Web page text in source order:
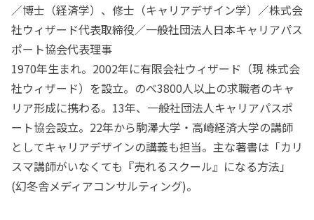
／博士（経済学）、修士（キャリアデザイン学）／株式会
社ウィザード代表取締役／一般社団法人日本キャリアパス
ポート協会代表理事
1970年生まれ。2002年に有限会社ウィザード（現 株式会
社ウィザード）を設立。のべ3800人以上の求職者のキャ
リア形成に携わる。13年、一般社団法人キャリアパスポ
ート協会設立。22年から駒澤大学・高崎経済大学の講師
としてキャリアデザインの講義も担当。主な著書は「カリ
スマ講師がいなくても『売れるスクール』になる方法」
(幻冬舎メディアコンサルティング)。